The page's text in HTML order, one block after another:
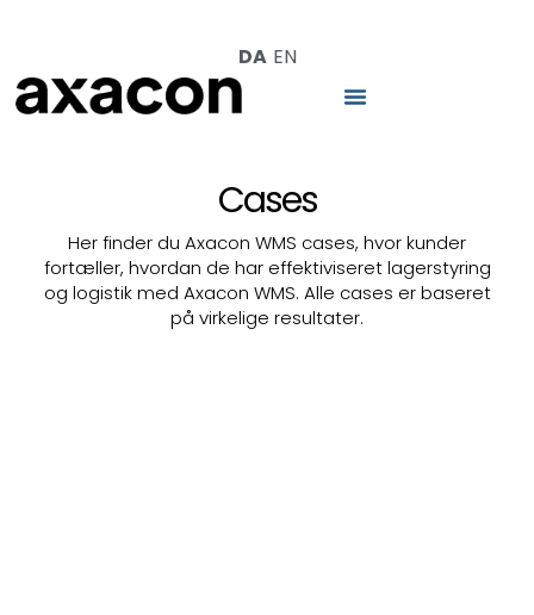
DA EN
Cases
Her finder du Axacon WMS cases, hvor kunder
fortæller, hvordan de har effektiviseret lagerstyring
og logistik med Axacon WMS. Alle cases er baseret
på virkelige resultater.